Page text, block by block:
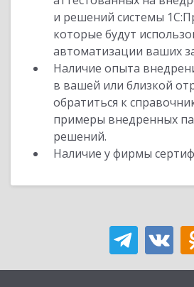
и решений системы
которые будут
автоматизации ваших
Наличие опыта
в вашей или близкой
обратиться к
примеры внедренных
решений.
Наличие у фирмы